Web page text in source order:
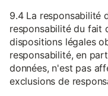
9.4 La responsabilité
responsabilité du fait
dispositions légales
responsabilité, en
données, n'est pas
exclusions de